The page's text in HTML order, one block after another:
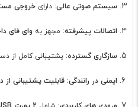
سیستم صوتی عالی: دارای خروجی
اتصالات پیشرفته: مجهز به وای فای
سازگاری گسترده: پشتیبانی کامل از
ایمنی در رانندگی: قابلیت پشتیبانی